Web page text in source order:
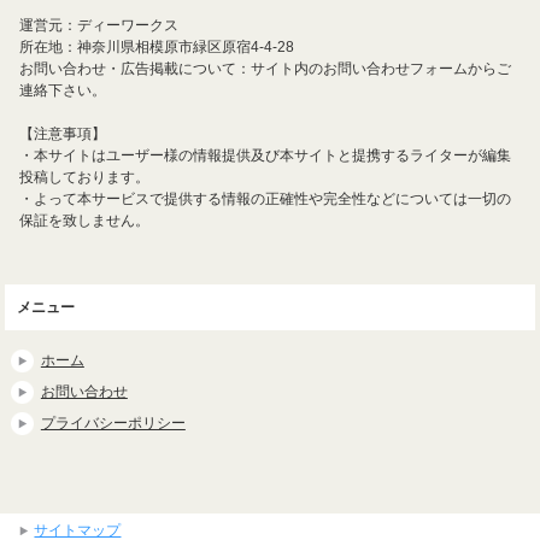
運営元：ディーワークス
所在地：神奈川県相模原市緑区原宿4-4-28
お問い合わせ・広告掲載について：サイト内のお問い合わせフォームからご
連絡下さい。
【注意事項】
・本サイトはユーザー様の情報提供及び本サイトと提携するライターが編集
投稿しております。
・よって本サービスで提供する情報の正確性や完全性などについては一切の
保証を致しません。
メニュー
ホーム
お問い合わせ
プライバシーポリシー
サイトマップ